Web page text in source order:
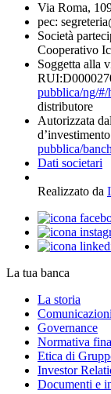
Via Roma,
pec:
Società
Cooperativo
Soggetta alla
pubblica/ng/#/
distributore
Autorizzata
pubblica/
Dati societari
Realizzato da
La tua banca
La storia
Governance
Normativa
Etica di
Investor
Documenti e